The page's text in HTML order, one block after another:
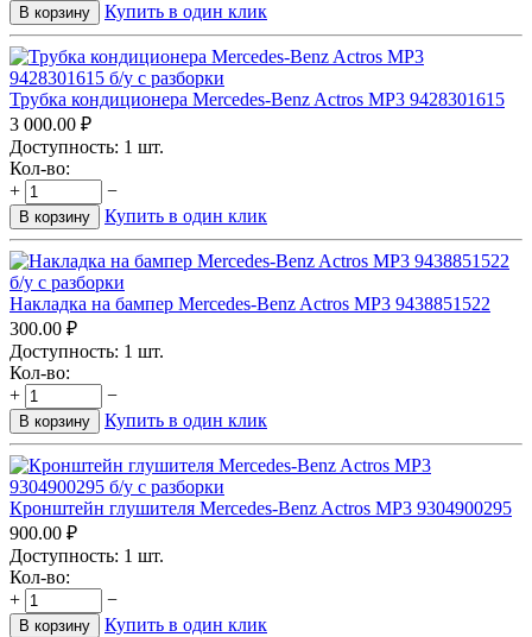
В корзину Купить в один клик
Трубка кондиционера Mercedes-Benz Actros MP3 9428301615
3 000.00 ₽
Доступность: 1 шт.
Кол-во:
+
−
В корзину Купить в один клик
Накладка на бампер Mercedes-Benz Actros MP3 9438851522
300.00 ₽
Доступность: 1 шт.
Кол-во:
+
−
В корзину Купить в один клик
Кронштейн глушителя Mercedes-Benz Actros MP3 9304900295
900.00 ₽
Доступность: 1 шт.
Кол-во:
+
−
В корзину Купить в один клик